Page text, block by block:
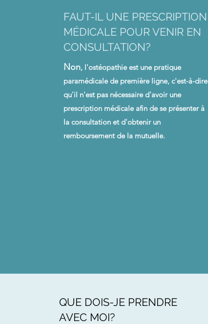
FAUT-IL UNE PRESCRIPTION
MÉDICALE POUR VENIR EN
CONSULTATION?
Non, l'ostéopathie est une pratique
paramédicale de première ligne, c'est-à-dire
qu'il n'est pas nécessaire d'avoir une
prescription médicale afin de se présenter à
la consultation et d'obtenir un
remboursement de la mutuelle.
QUE DOIS-JE PRENDRE
AVEC MOI?